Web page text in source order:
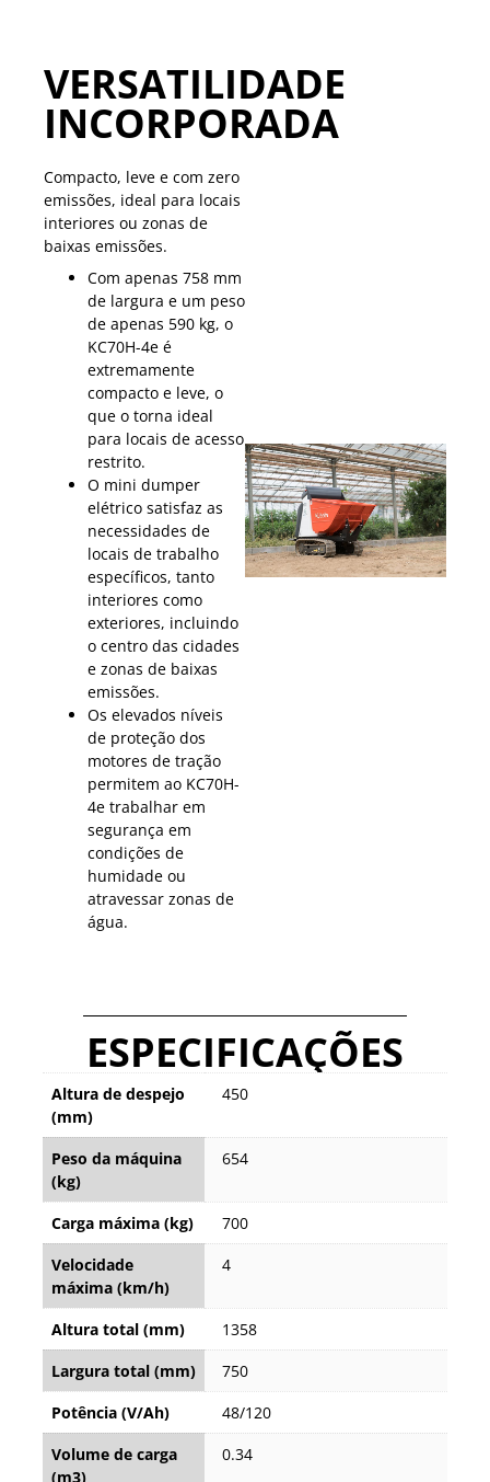
VERSATILIDADE
INCORPORADA
Compacto, leve e com zero
emissões, ideal para locais
interiores ou zonas de
baixas emissões.
Com apenas 758 mm
de largura e um peso
de apenas 590 kg, o
KC70H-4e é
extremamente
compacto e leve, o
que o torna ideal
para locais de acesso
restrito.
O mini dumper
elétrico satisfaz as
necessidades de
locais de trabalho
específicos, tanto
interiores como
exteriores, incluindo
o centro das cidades
e zonas de baixas
emissões.
Os elevados níveis
de proteção dos
motores de tração
permitem ao KC70H-
4e trabalhar em
segurança em
condições de
humidade ou
atravessar zonas de
água.
ESPECIFICAÇÕES
Altura de despejo
(mm)
450
Peso da máquina
(kg)
654
Carga máxima (kg)
700
Velocidade
máxima (km/h)
4
Altura total (mm)
1358
Largura total (mm)
750
Potência (V/Ah)
48/120
Volume de carga
(m3)
0.34